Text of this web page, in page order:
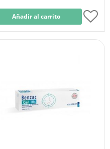
Añadir al carrito